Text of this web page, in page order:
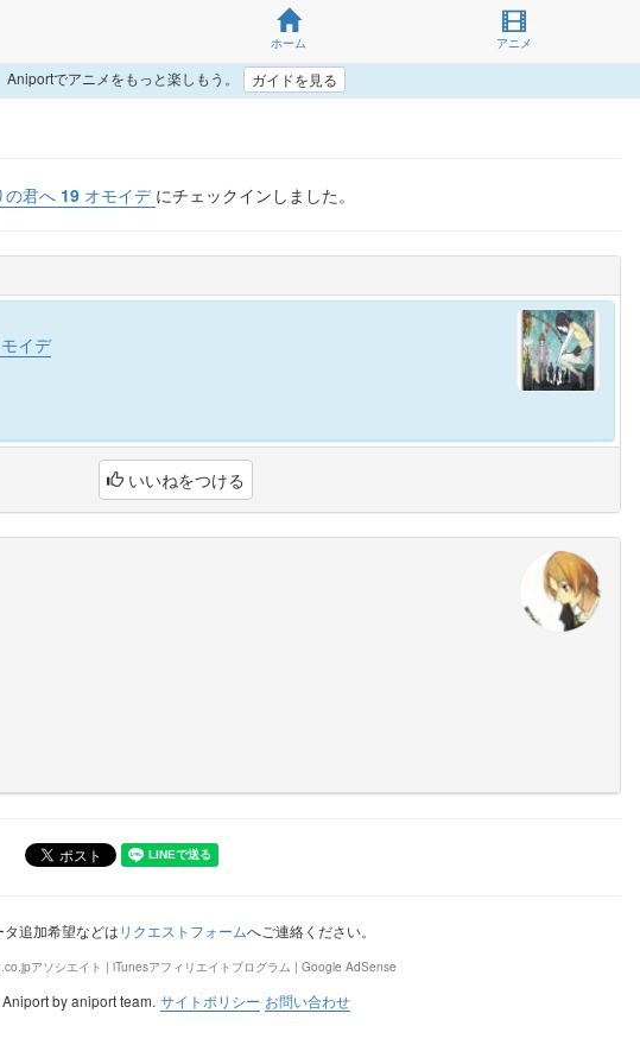
ホーム アニメ
Aniportでアニメをもっと楽しもう。 ガイドを見る
の君へ 19 オモイデ にチェックインしました。
イデ
いいねをつける
タ追加希望などはリクエストフォームへご連絡ください。
アソシエイト | iTunesアフィリエイトプログラム | Google AdSense
Aniport by aniport team. サイトポリシー お問い合わせ